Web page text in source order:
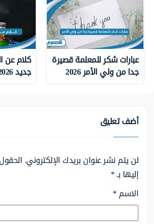
عبارات شكر للمعلمة قصيرة
جدا من ولي الأمر 2026
كلام عن
جديد 2026
أضف تعليق
لن يتم نشر عنوان بريدك الإلكتروني.
إليها بـ*
الاسم*